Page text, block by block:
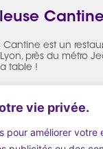
vie privée.
pour améliorer votre
Cantine
Cantine est un
près du métro
table !
les
beaux, témoignant
et responsable.